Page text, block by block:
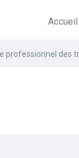
Accueil
professionnel des